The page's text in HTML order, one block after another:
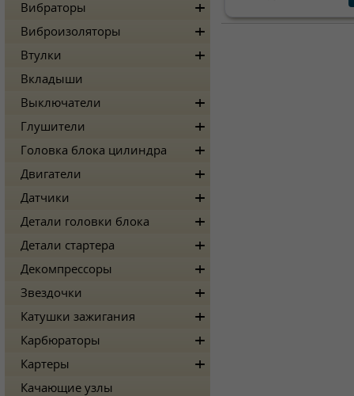
Вибраторы
Виброизоляторы
Втулки
Вкладыши
Выключатели
Глушители
Головка блока цилиндра
Двигатели
Датчики
Детали головки блока
Детали стартера
Декомпрессоры
Звездочки
Катушки зажигания
Карбюраторы
Картеры
Качающие узлы